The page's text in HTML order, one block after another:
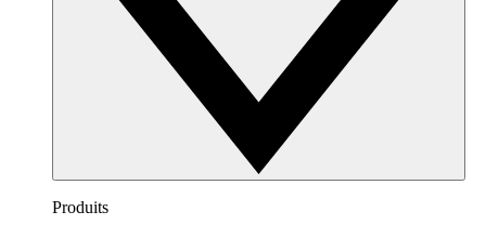
Produits